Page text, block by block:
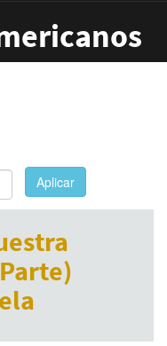
Aplicar